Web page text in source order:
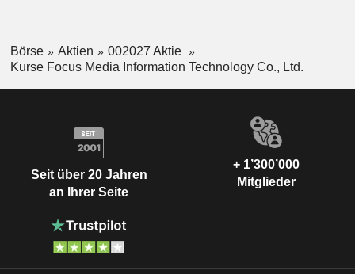
Börse Aktien
002027 Aktie
Kurse Focus Media Information Technology Co., Ltd.
Seit über 20 Jahren
an Ihrer Seite
+ 1’300’000
Mitglieder